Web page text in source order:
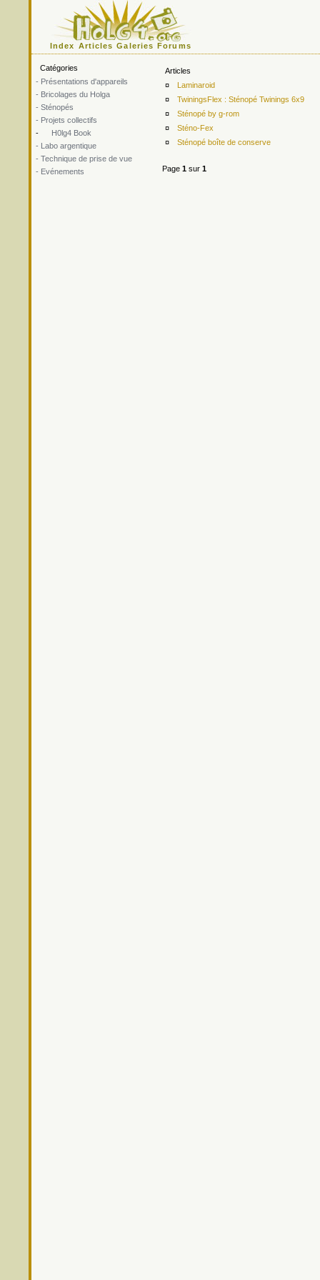
Index Articles Galeries Forums
Catégories
- Présentations d'appareils
- Bricolages du Holga
- Sténopés
- Projets collectifs
-
H0lg4 Book
- Labo argentique
- Technique de prise de vue
- Evénements
Articles
¤
Laminaroid
¤
TwiningsFlex : Sténopé Twinings 6x9
¤
Sténopé by g-rom
¤
Sténo-Fex
¤
Sténopé boîte de conserve
Page 1 sur 1